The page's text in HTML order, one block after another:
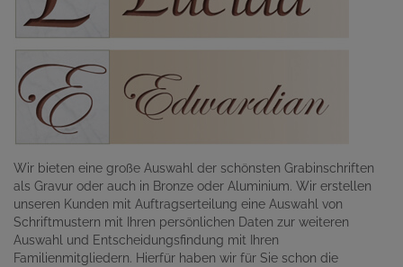
Wir bieten eine große Auswahl der schönsten Grabinschriften
als Gravur oder auch in Bronze oder Aluminium. Wir erstellen
unseren Kunden mit Auftragserteilung eine Auswahl von
Schriftmustern mit Ihren persönlichen Daten zur weiteren
Auswahl und Entscheidungsfindung mit Ihren
Familienmitgliedern. Hierfür haben wir für Sie schon die